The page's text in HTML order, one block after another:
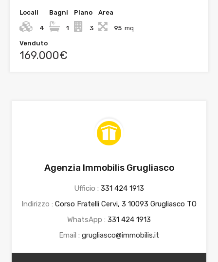
Locali
4
Bagni
1
Piano
3
Area
95 mq
Venduto
169.000€
Agenzia Immobilis Grugliasco
Ufficio : 331 424 1913
Indirizzo : Corso Fratelli Cervi, 3 10093 Grugliasco TO
WhatsApp : 331 424 1913
Email : grugliasco@immobilis.it